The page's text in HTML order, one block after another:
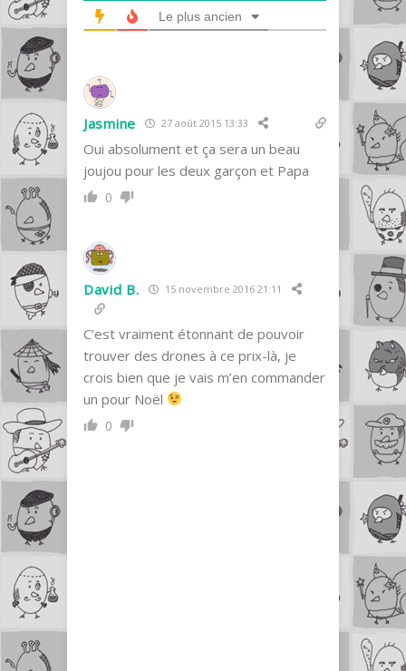
Le plus ancien
Jasmine 27 août 2015 13:33
Oui absolument et ça sera un beau
joujou pour les deux garçon et Papa
0
David B. 15 novembre 2016 21:11
C’est vraiment étonnant de pouvoir
trouver des drones à ce prix-là, je
crois bien que je vais m’en commander
un pour Noël
0